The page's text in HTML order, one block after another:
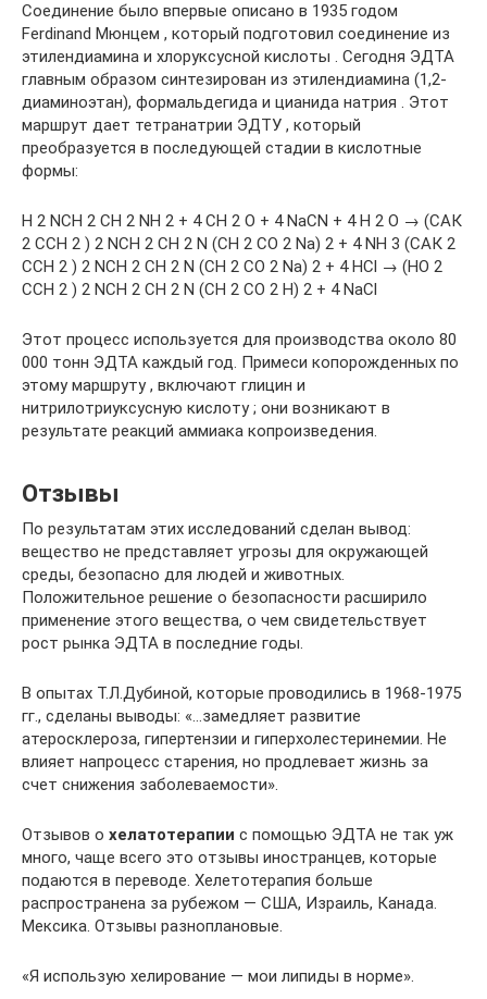
Соединение было впервые описано в 1935 годом
Ferdinand Мюнцем , который подготовил соединение из
этилендиамина и хлоруксусной кислоты . Сегодня ЭДТА
главным образом синтезирован из этилендиамина (1,2-
диаминоэтан), формальдегида и цианида натрия . Этот
маршрут дает тетранатрии ЭДТУ , который
преобразуется в последующей стадии в кислотные
формы:
H 2 NCH 2 CH 2 NH 2 + 4 СН 2 О + 4 NaCN + 4 H 2 O → (САК
2 CCH 2 ) 2 NCH 2 CH 2 N (СН 2 СО 2 Na) 2 + 4 NH 3 (САК 2
CCH 2 ) 2 NCH 2 CH 2 N (СН 2 СО 2 Na) 2 + 4 HCl → (HO 2
CCH 2 ) 2 NCH 2 CH 2 N (СН 2 СО 2 Н) 2 + 4 NaCl
Этот процесс используется для производства около 80
000 тонн ЭДТА каждый год. Примеси копорожденных по
этому маршруту , включают глицин и
нитрилотриуксусную кислоту ; они возникают в
результате реакций аммиака копроизведения.
Отзывы
По результатам этих исследований сделан вывод:
вещество не представляет угрозы для окружающей
среды, безопасно для людей и животных.
Положительное решение о безопасности расширило
применение этого вещества, о чем свидетельствует
рост рынка ЭДТА в последние годы.
В опытах Т.Л.Дубиной, которые проводились в 1968-1975
гг., сделаны выводы: «…замедляет развитие
атеросклероза, гипертензии и гиперхолестеринемии. Не
влияет напроцесс старения, но продлевает жизнь за
счет снижения заболеваемости».
Отзывов о хелатотерапии с помощью ЭДТА не так уж
много, чаще всего это отзывы иностранцев, которые
подаются в переводе. Хелетотерапия больше
распространена за рубежом — США, Израиль, Канада.
Мексика. Отзывы разноплановые.
«Я использую хелирование — мои липиды в норме».